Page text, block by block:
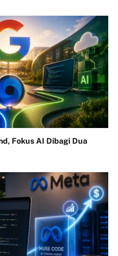
Fokus AI Dibagi Dua